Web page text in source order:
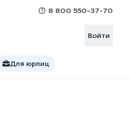
8 800 550-37-70
Войти
Для юрлиц